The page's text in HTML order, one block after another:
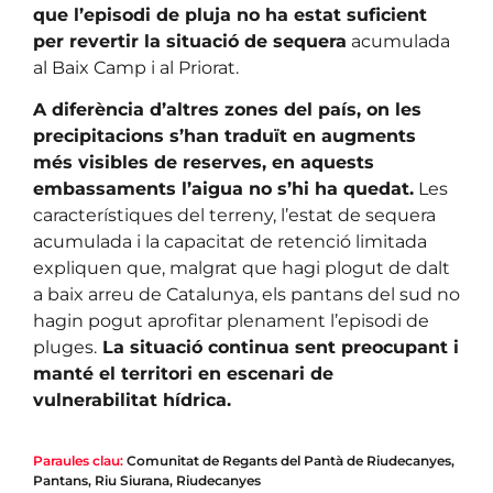
que l’episodi de pluja no ha estat suficient
per revertir la situació de sequera acumulada
al Baix Camp i al Priorat.
A diferència d’altres zones del país, on les
precipitacions s’han traduït en augments
més visibles de reserves, en aquests
embassaments l’aigua no s’hi ha quedat. Les
característiques del terreny, l’estat de sequera
acumulada i la capacitat de retenció limitada
expliquen que, malgrat que hagi plogut de dalt
a baix arreu de Catalunya, els pantans del sud no
hagin pogut aprofitar plenament l’episodi de
pluges. La situació continua sent preocupant i
manté el territori en escenari de
vulnerabilitat hídrica.
Paraules clau: Comunitat de Regants del Pantà de Riudecanyes,
Pantans, Riu Siurana, Riudecanyes